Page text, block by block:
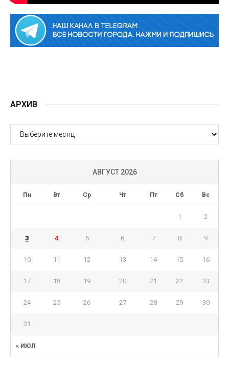
АРХИВ
АРХИВ
АВГУСТ 2026
Пн Вт Ср Чт Пт Сб Вс
« ИЮЛ
1 2
3 4 5 6 7 8 9
10 11 12 13 14 15 16
17 18 19 20 21 22 23
24 25 26 27 28 29 30
31